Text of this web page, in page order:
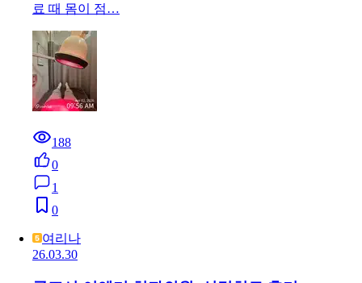
료 때 몸이 점…
188
0
1
0
여리나
26.03.30